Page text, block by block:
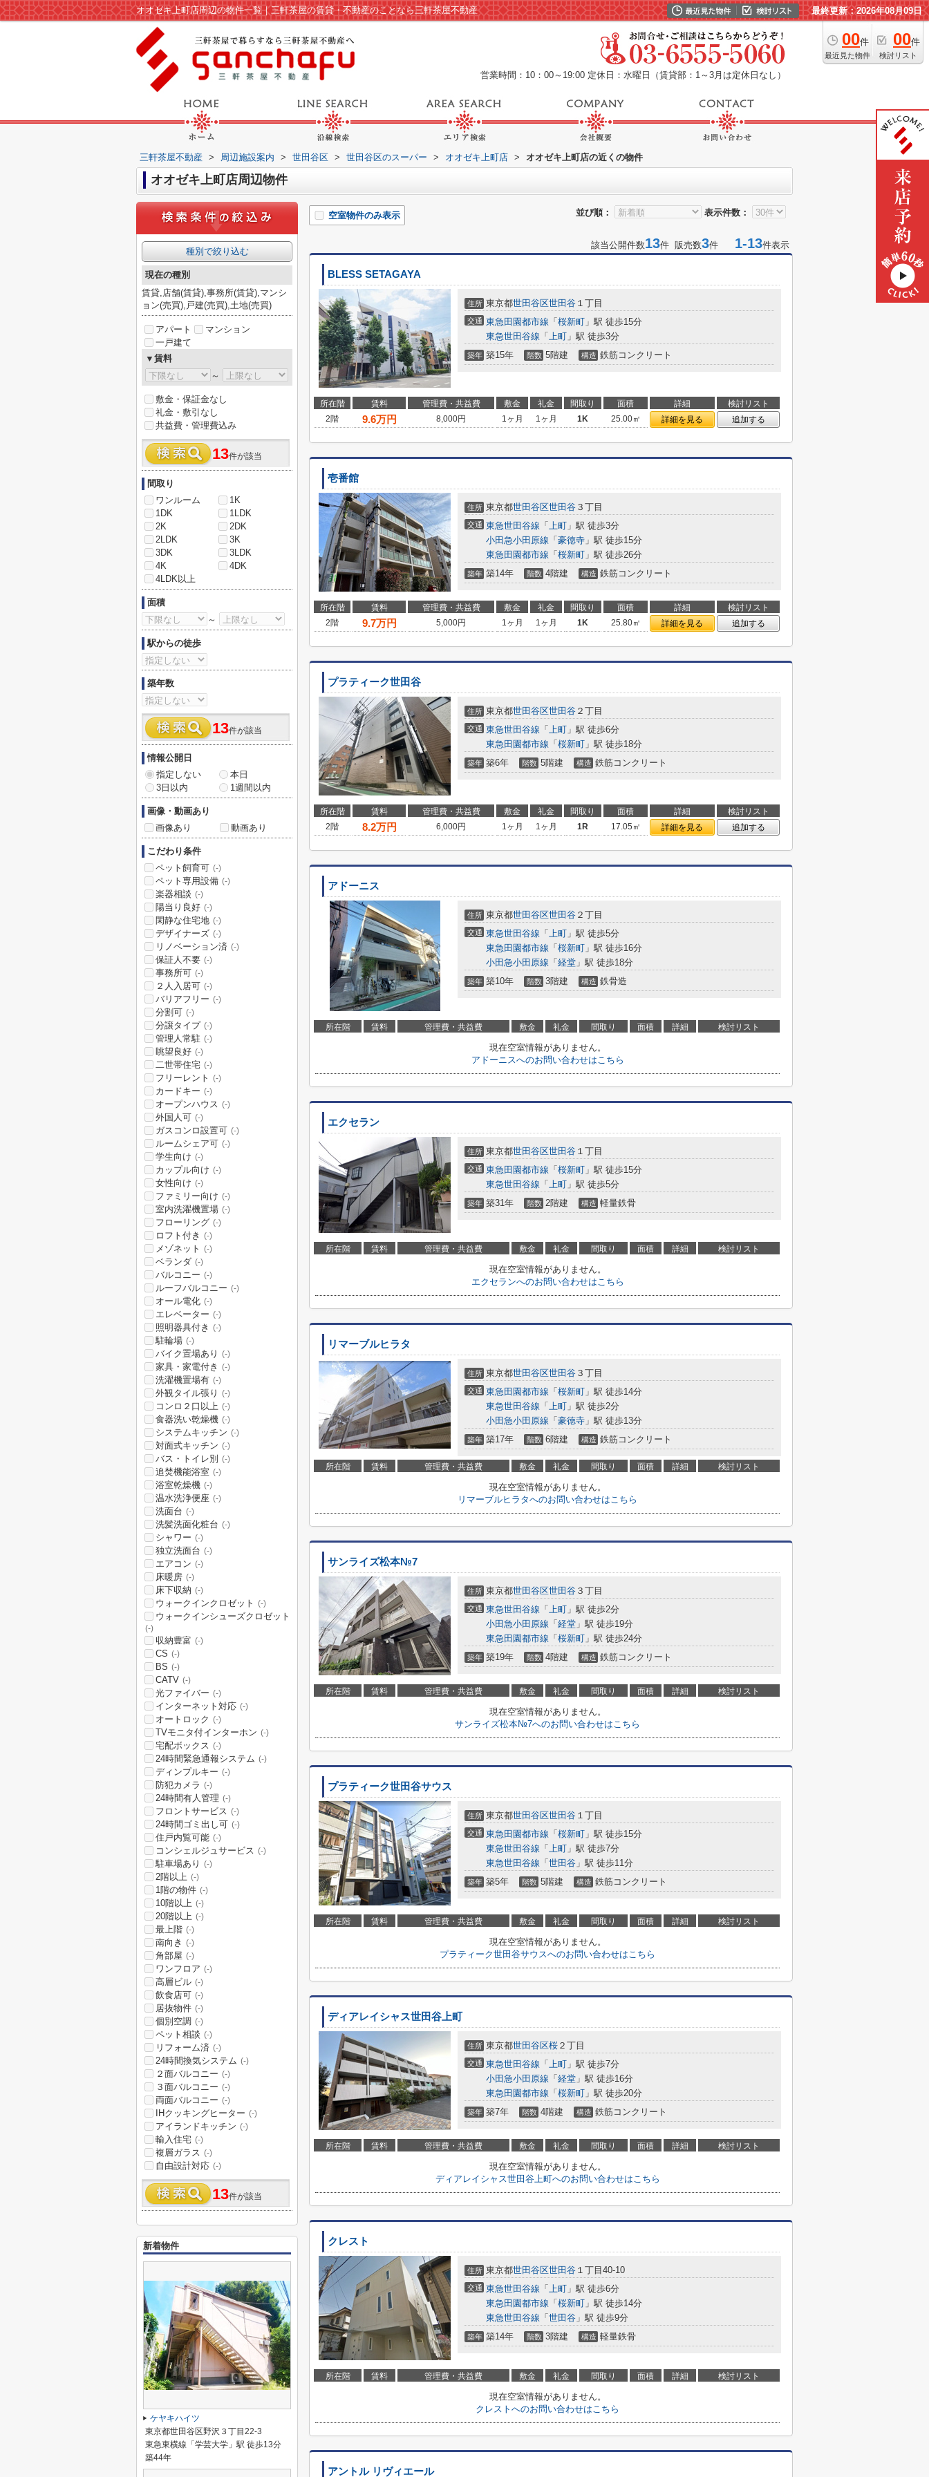
オオゼキ上町店周辺の物件一覧｜三軒茶屋の賃貸・不動産のことなら三軒茶屋不動産 最終更新：2026年08月09日
00件
最近見た物件
00件
検討リスト
営業時間：10：00～19:00 定休日：水曜日（賃貸部：1～3月は定休日なし）
三軒茶屋不動産 > 周辺施設案内 > 世田谷区 > 世田谷区のスーパー > オオゼキ上町店 > オオゼキ上町店の近くの物件
オオゼキ上町店周辺物件
並び順： 表示件数：
空室物件のみ表示
該当公開件数13件 販売数3件 1-13件表示
BLESS SETAGAYA
住所 東京都世田谷区世田谷 １丁目
交通 東急田園都市線 「 桜新町 」駅 徒歩15分
東急世田谷線 「 上町 」駅 徒歩3分
築年 築15年 階数 5階建 構造 鉄筋コンクリート
所在階 賃料 管理費・共益費 敷金 礼金 間取り 面積 詳細
検討リスト
2階
9.6万円 8,000円 1ヶ月 1ヶ月 1K 25.00㎡ 詳細を見る 追加する
壱番館
住所 東京都世田谷区世田谷 ３丁目
交通 東急世田谷線 「 上町 」駅 徒歩3分
小田急小田原線 「 豪徳寺 」駅 徒歩15分
東急田園都市線 「 桜新町 」駅 徒歩26分
築年 築14年 階数 4階建 構造 鉄筋コンクリート
所在階 賃料 管理費・共益費 敷金 礼金 間取り 面積 詳細
検討リスト
2階
9.7万円 5,000円 1ヶ月 1ヶ月 1K 25.80㎡ 詳細を見る 追加する
プラティーク世田谷
住所 東京都世田谷区世田谷 ２丁目
交通 東急世田谷線 「 上町 」駅 徒歩6分
東急田園都市線 「 桜新町 」駅 徒歩18分
築年 築6年 階数 5階建 構造 鉄筋コンクリート
所在階 賃料 管理費・共益費 敷金 礼金 間取り 面積 詳細
検討リスト
2階
8.2万円 6,000円 1ヶ月 1ヶ月 1R 17.05㎡ 詳細を見る 追加する
アドーニス
住所 東京都世田谷区世田谷 ２丁目
交通 東急世田谷線 「 上町 」駅 徒歩5分
東急田園都市線 「 桜新町 」駅 徒歩16分
小田急小田原線 「 経堂 」駅 徒歩18分
築年 築10年 階数 3階建 構造 鉄骨造
所在階 賃料 管理費・共益費 敷金 礼金 間取り 面積 詳細 検討リスト
現在空室情報がありません。
アドーニスへのお問い合わせはこちら
エクセラン
住所 東京都世田谷区世田谷 １丁目
交通 東急田園都市線 「 桜新町 」駅 徒歩15分
東急世田谷線 「 上町 」駅 徒歩5分
築年 築31年 階数 2階建 構造 軽量鉄骨
所在階 賃料 管理費・共益費 敷金 礼金 間取り 面積 詳細 検討リスト
現在空室情報がありません。
エクセランへのお問い合わせはこちら
リマーブルヒラタ
住所 東京都世田谷区世田谷 ３丁目
交通 東急田園都市線 「 桜新町 」駅 徒歩14分
東急世田谷線 「 上町 」駅 徒歩2分
小田急小田原線 「 豪徳寺 」駅 徒歩13分
築年 築17年 階数 6階建 構造 鉄筋コンクリート
所在階 賃料 管理費・共益費 敷金 礼金 間取り 面積 詳細 検討リスト
現在空室情報がありません。
リマーブルヒラタへのお問い合わせはこちら
サンライズ松本№7
住所 東京都世田谷区世田谷 ３丁目
交通 東急世田谷線 「 上町 」駅 徒歩2分
小田急小田原線 「 経堂 」駅 徒歩19分
東急田園都市線 「 桜新町 」駅 徒歩24分
築年 築19年 階数 4階建 構造 鉄筋コンクリート
所在階 賃料 管理費・共益費 敷金 礼金 間取り 面積 詳細 検討リスト
現在空室情報がありません。
サンライズ松本№7へのお問い合わせはこちら
プラティーク世田谷サウス
住所 東京都世田谷区世田谷 １丁目
交通 東急田園都市線 「 桜新町 」駅 徒歩15分
東急世田谷線 「 上町 」駅 徒歩7分
東急世田谷線 「 世田谷 」駅 徒歩11分
築年 築5年 階数 5階建 構造 鉄筋コンクリート
所在階 賃料 管理費・共益費 敷金 礼金 間取り 面積 詳細 検討リスト
現在空室情報がありません。
プラティーク世田谷サウスへのお問い合わせはこちら
ディアレイシャス世田谷上町
住所 東京都世田谷区桜 ２丁目
交通 東急世田谷線 「 上町 」駅 徒歩7分
小田急小田原線 「 経堂 」駅 徒歩16分
東急田園都市線 「 桜新町 」駅 徒歩20分
築年 築7年 階数 4階建 構造 鉄筋コンクリート
所在階 賃料 管理費・共益費 敷金 礼金 間取り 面積 詳細 検討リスト
現在空室情報がありません。
ディアレイシャス世田谷上町へのお問い合わせはこちら
クレスト
住所 東京都世田谷区世田谷 １丁目40-10
交通 東急世田谷線 「 上町 」駅 徒歩6分
東急田園都市線 「 桜新町 」駅 徒歩14分
東急世田谷線 「 世田谷 」駅 徒歩9分
築年 築14年 階数 3階建 構造 軽量鉄骨
所在階 賃料 管理費・共益費 敷金 礼金 間取り 面積 詳細 検討リスト
現在空室情報がありません。
クレストへのお問い合わせはこちら
アントル リヴィエール
種別で絞り込む
現在の種別
賃貸,店舗(賃貸),事務所(賃貸),マンシ
ョン(売買),戸建(売買),土地(売買)
アパート
マンション
一戸建て
▼賃料
～
敷金・保証金なし
礼金・敷引なし
共益費・管理費込み
13件が該当
間取り
ワンルーム
1K
1DK
1LDK
2K
2DK
2LDK
3K
3DK
3LDK
4K
4DK
4LDK以上
面積
～
駅からの徒歩
築年数
13件が該当
情報公開日
指定しない
本日
3日以内
1週間以内
画像・動画あり
画像あり
動画あり
こだわり条件
ペット飼育可 (-)
ペット専用設備 (-)
楽器相談 (-)
陽当り良好 (-)
閑静な住宅地 (-)
デザイナーズ (-)
リノベーション済 (-)
保証人不要 (-)
事務所可 (-)
２人入居可 (-)
バリアフリー (-)
分割可 (-)
分譲タイプ (-)
管理人常駐 (-)
眺望良好 (-)
二世帯住宅 (-)
フリーレント (-)
カードキー (-)
オープンハウス (-)
外国人可 (-)
ガスコンロ設置可 (-)
ルームシェア可 (-)
学生向け (-)
カップル向け (-)
女性向け (-)
ファミリー向け (-)
室内洗濯機置場 (-)
フローリング (-)
ロフト付き (-)
メゾネット (-)
ベランダ (-)
バルコニー (-)
ルーフバルコニー (-)
オール電化 (-)
エレベーター (-)
照明器具付き (-)
駐輪場 (-)
バイク置場あり (-)
家具・家電付き (-)
洗濯機置場有 (-)
外観タイル張り (-)
コンロ２口以上 (-)
食器洗い乾燥機 (-)
システムキッチン (-)
対面式キッチン (-)
バス・トイレ別 (-)
追焚機能浴室 (-)
浴室乾燥機 (-)
温水洗浄便座 (-)
洗面台 (-)
洗髪洗面化粧台 (-)
シャワー (-)
独立洗面台 (-)
エアコン (-)
床暖房 (-)
床下収納 (-)
ウォークインクロゼット (-)
ウォークインシューズクロゼット
(-)
収納豊富 (-)
CS (-)
BS (-)
CATV (-)
光ファイバー (-)
インターネット対応 (-)
オートロック (-)
TVモニタ付インターホン (-)
宅配ボックス (-)
24時間緊急通報システム (-)
ディンプルキー (-)
防犯カメラ (-)
24時間有人管理 (-)
フロントサービス (-)
24時間ゴミ出し可 (-)
住戸内覧可能 (-)
コンシェルジュサービス (-)
駐車場あり (-)
2階以上 (-)
1階の物件 (-)
10階以上 (-)
20階以上 (-)
最上階 (-)
南向き (-)
角部屋 (-)
ワンフロア (-)
高層ビル (-)
飲食店可 (-)
居抜物件 (-)
個別空調 (-)
ペット相談 (-)
リフォーム済 (-)
24時間換気システム (-)
２面バルコニー (-)
３面バルコニー (-)
両面バルコニー (-)
IHクッキングヒーター (-)
アイランドキッチン (-)
輸入住宅 (-)
複層ガラス (-)
自由設計対応 (-)
13件が該当
新着物件
ケヤキハイツ
東京都世田谷区野沢３丁目22-3
東急東横線「学芸大学」駅 徒歩13分
築44年